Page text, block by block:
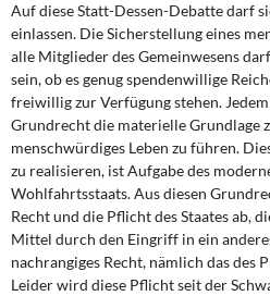
Weitere Themen
Memo-Gruppe
Institut Solidarische
Rosa-Luxemburg-Stiftung
Über mich
Auf diese Statt-Dessen-Debatte darf
einlassen. Die Sicherstellung eines
alle Mitglieder des Gemeinwesens
sein, ob es genug spendenwillige
freiwillig zur Verfügung stehen.
Grundrecht die materielle Grundlage
menschwürdiges Leben zu führen.
zu realisieren, ist Aufgabe des
Wohlfahrtsstaats. Aus diesen
Recht und die Pflicht des Staates ab,
Mittel durch den Eingriff in ein
nachrangiges Recht, nämlich das des
Leider wird diese Pflicht seit der